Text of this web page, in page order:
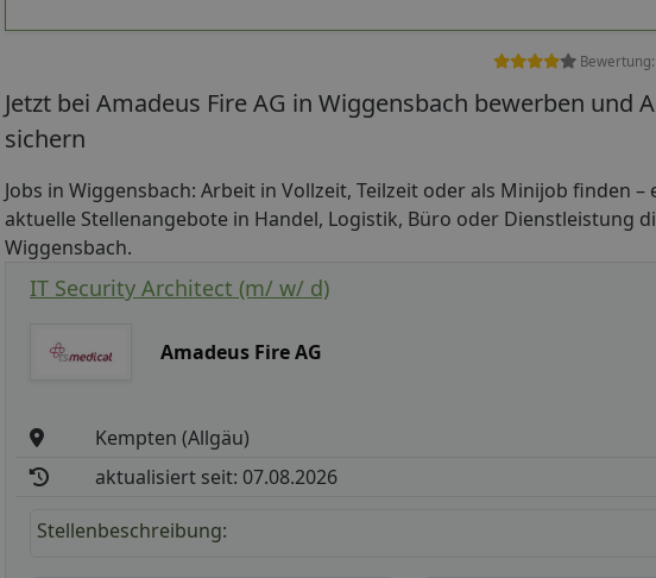
Bewertung:
Jetzt bei Amadeus Fire AG in Wiggensbach bewerben und
sichern
Jobs in Wiggensbach: Arbeit in Vollzeit, Teilzeit oder als Minijob finden –
aktuelle Stellenangebote in Handel, Logistik, Büro oder Dienstleistung
Wiggensbach.
IT Security Architect (m/ w/ d)
Amadeus Fire AG
Kempten (Allgäu)
aktualisiert seit: 07.08.2026
Stellenbeschreibung: